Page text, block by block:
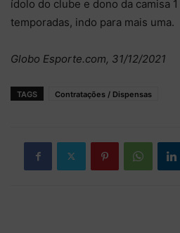
ídolo do clube e dono da camisa
temporadas, indo para mais uma.
Globo Esporte.com, 31/12/2021
TAGS Contratações / Dispensas